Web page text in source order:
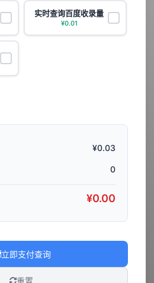
实时查询百度收录量
¥0.01
¥0.03
0
¥0.00
立即支付查询
重置